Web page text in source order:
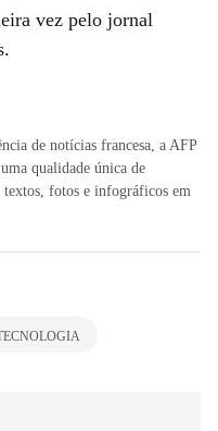
vez pelo jornal
de notícias francesa, a AFP
qualidade única de
fotos e infográficos em